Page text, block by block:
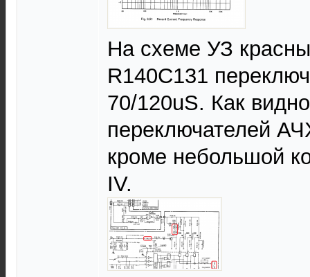
На схеме УЗ
R140C131
70/120uS. Как
переключателей
кроме небольшой
IV.